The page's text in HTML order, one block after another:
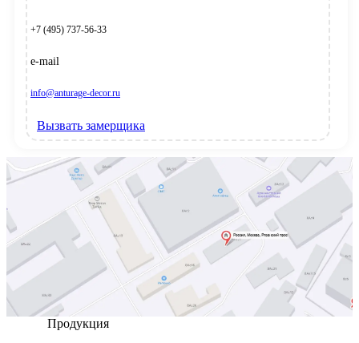
+7 (495) 737-56-33
e-mail
info@anturage-decor.ru
Вызвать замерщика
Продукция